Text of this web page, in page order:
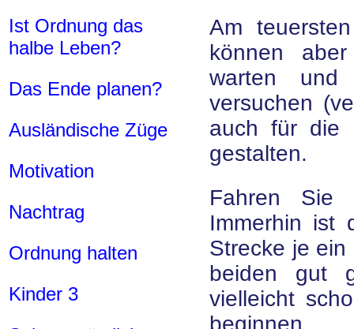
Ist Ordnung das
halbe Leben?
Das Ende planen?
Ausländische Züge
Motivation
Nachtrag
Ordnung halten
Kinder 3
Am
können
warten und
versuchen
auch für die
gestalten.
Fahren Sie
Immerhin ist
Strecke je
beiden gut
vielleicht
beginnen.